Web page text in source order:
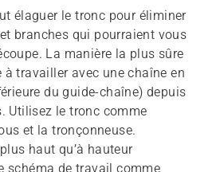
élaguer le tronc pour éliminer
branches qui pourraient vous
La manière la plus sûre
à travailler avec une chaîne en
du guide-chaîne) depuis
Utilisez le tronc comme
et la tronçonneuse.
haut qu’à hauteur
schéma de travail comme